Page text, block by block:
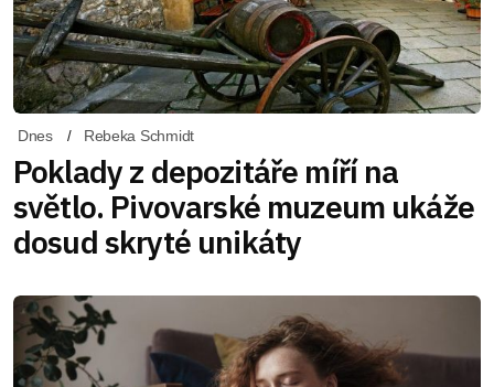
Dnes Rebeka Schmidt
Poklady z depozitáře míří na
světlo. Pivovarské muzeum ukáže
dosud skryté unikáty